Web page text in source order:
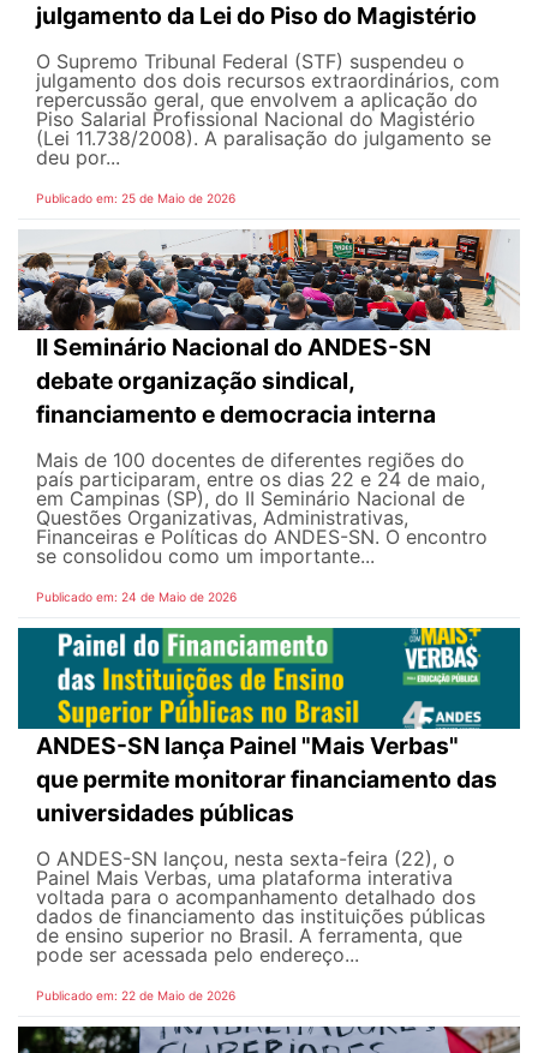
julgamento da Lei do Piso do Magistério
O Supremo Tribunal Federal (STF) suspendeu o
julgamento dos dois recursos extraordinários, com
repercussão geral, que envolvem a aplicação do
Piso Salarial Profissional Nacional do Magistério
(Lei 11.738/2008). A paralisação do julgamento se
deu por...
Publicado em: 25 de Maio de 2026
II Seminário Nacional do ANDES-SN
debate organização sindical,
financiamento e democracia interna
Mais de 100 docentes de diferentes regiões do
país participaram, entre os dias 22 e 24 de maio,
em Campinas (SP), do II Seminário Nacional de
Questões Organizativas, Administrativas,
Financeiras e Políticas do ANDES-SN. O encontro
se consolidou como um importante...
Publicado em: 24 de Maio de 2026
ANDES-SN lança Painel "Mais Verbas"
que permite monitorar financiamento das
universidades públicas
O ANDES-SN lançou, nesta sexta-feira (22), o
Painel Mais Verbas, uma plataforma interativa
voltada para o acompanhamento detalhado dos
dados de financiamento das instituições públicas
de ensino superior no Brasil. A ferramenta, que
pode ser acessada pelo endereço...
Publicado em: 22 de Maio de 2026